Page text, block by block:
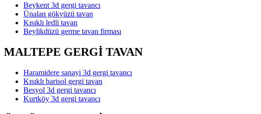
Beykent 3d gergi tavancı
Ünalan gökyüzü tavan
Kısıklı ledli tavan
Beylikdüzü germe tavan firması
MALTEPE GERGİ TAVAN
Haramidere sanayi 3d gergi tavancı
Kısıklı barisol gergi tavan
Besyol 3d gergi tavancı
Kurtköy 3d gergi tavancı